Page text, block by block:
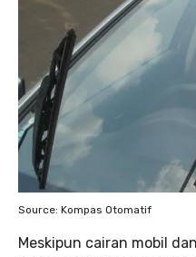
Source: Kompas Otomatif
Meskipun cairan mobil